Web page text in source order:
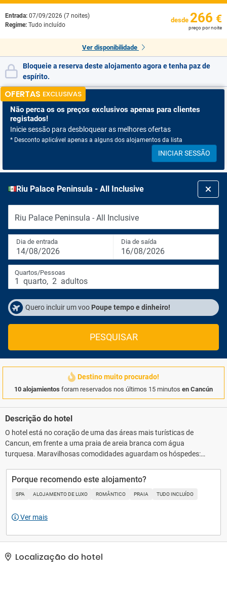
Entrada: 07/09/2026 (7 noites)
Regime: Tudo incluído
desde 266 €
preço por noite
Ver disponibilidade
Bloqueie a reserva deste alojamento agora e tenha paz de
espírito.
OFERTAS EXCLUSIVAS
Não perca os os preços exclusivos apenas para clientes
registados!
Inicie sessão para desbloquear as melhores ofertas
* Desconto aplicável apenas a alguns dos alojamentos da lista
INICIAR SESSÃO
Riu Palace Peninsula - All Inclusive
Riu Palace Peninsula - All Inclusive
Dia de entrada
14/08/2026
Dia de saída
16/08/2026
Quartos/Pessoas
1 quarto, 2 adultos
Quero incluir um voo Poupe tempo e dinheiro!
PESQUISAR
Destino muito procurado!
10 alojamientos foram reservados nos últimos 15 minutos en Cancún
Descrição do hotel
O hotel está no coração de uma das áreas mais turísticas de
Cancun, em frente a uma praia de areia branca com água
turquesa. Maravilhosas comodidades aguardam os hóspedes:
banho turco e uma longa praia com águas quentes. Existem
vários restaurantes temáticos e um restaurante buffet nas
instalações. Há uma longa lista de atividades para os hóspedes.
crianças), golfe e campos de ténis, desportos aquáticos,
Porque recomendo este alojamento?
SPA ALOJAMENTO DE LUXO ROMÂNTICO PRAIA TUDO INCLUÍDO
Ver mais
Localização do hotel